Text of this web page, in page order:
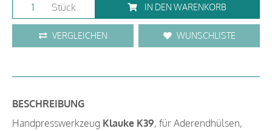
Stück IN DEN WARENKORB
VERGLEICHEN WUNSCHLISTE
BESCHREIBUNG
Handpresswerkzeug Klauke K39, für Aderendhülsen,